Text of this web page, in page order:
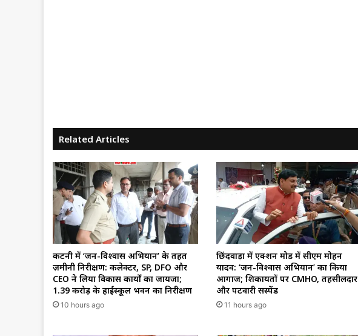
Related Articles
कटनी में ‘जन-विश्वास अभियान’ के तहत
ज़मीनी निरीक्षण: कलेक्टर, SP, DFO और
CEO ने लिया विकास कार्यों का जायजा;
₹1.39 करोड़ के हाईस्कूल भवन का निरीक्षण
10 hours ago
छिंदवाड़ा में एक्शन मोड में सीएम मोहन
यादव: ‘जन-विश्वास अभियान’ का किया
आगाज; शिकायतों पर CMHO, तहसीलदार
और पटवारी सस्पेंड
11 hours ago